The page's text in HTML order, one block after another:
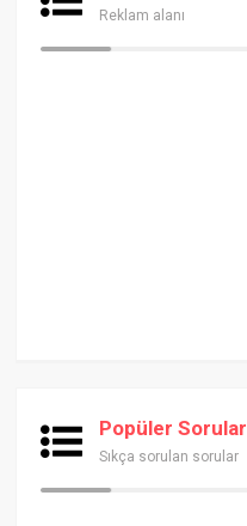
Reklam alanı
Popüler Sorular
Sıkça sorulan sorular